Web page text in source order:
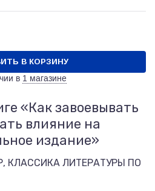
В КОРЗИНУ
в 1 магазине
«Как завоевывать
влияние на
издание»
КЛАССИКА ЛИТЕРАТУРЫ ПО